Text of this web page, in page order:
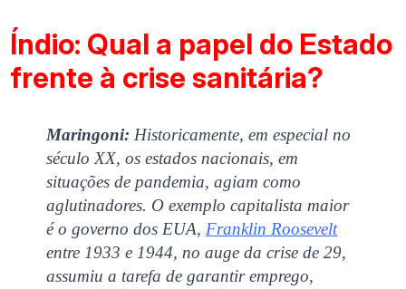
Índio: Qual a papel do Estado
frente à crise sanitária?
Maringoni: Historicamente, em especial no
século XX, os estados nacionais, em
situações de pandemia, agiam como
aglutinadores. O exemplo capitalista maior
é o governo dos EUA, Franklin Roosevelt
entre 1933 e 1944, no auge da crise de 29,
assumiu a tarefa de garantir emprego,